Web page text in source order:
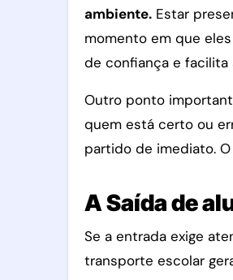
ambiente. Estar
momento em que
de confiança e facilita
Outro ponto
quem está certo ou
partido de imediato.
A Saída de
Se a entrada exige
transporte escolar